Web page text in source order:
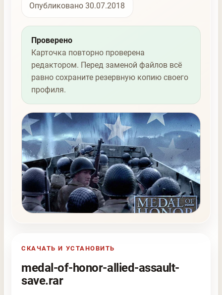
Опубликовано 30.07.2018
Проверено
Карточка повторно проверена
редактором. Перед заменой файлов всё
равно сохраните резервную копию своего
профиля.
СКАЧАТЬ И УСТАНОВИТЬ
medal-of-honor-allied-assault-
save.rar